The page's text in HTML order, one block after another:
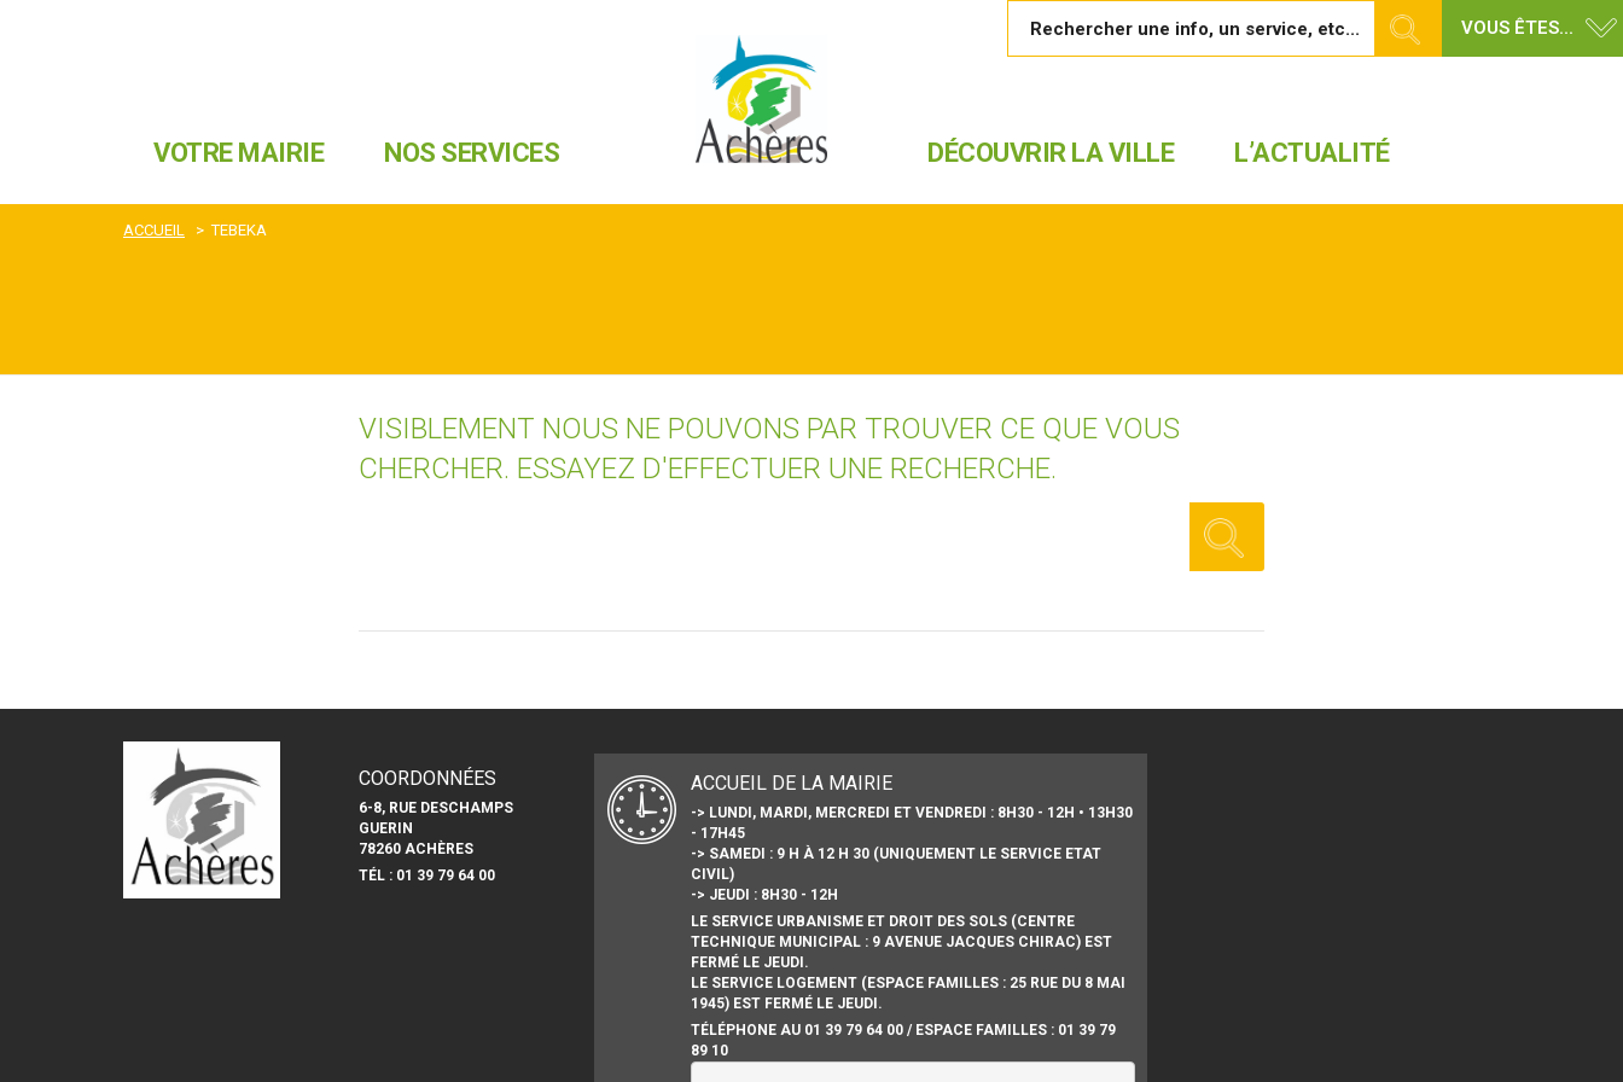
VOUS ÊTES...
VOTRE MAIRIE NOS SERVICES DÉCOUVRIR LA VILLE L’ACTUALITÉ
ACCUEIL > TEBEKA
VISIBLEMENT NOUS NE POUVONS PAR TROUVER CE QUE VOUS
CHERCHER. ESSAYEZ D'EFFECTUER UNE RECHERCHE.
COORDONNÉES
6-8, RUE DESCHAMPS
GUERIN
78260 ACHÈRES
TÉL : 01 39 79 64 00
ACCUEIL DE LA MAIRIE
-> LUNDI, MARDI, MERCREDI ET VENDREDI : 8H30 - 12H • 13H30
- 17H45
-> SAMEDI : 9 H À 12 H 30 (UNIQUEMENT LE SERVICE ETAT
CIVIL)
-> JEUDI : 8H30 - 12H
LE SERVICE URBANISME ET DROIT DES SOLS (CENTRE
TECHNIQUE MUNICIPAL : 9 AVENUE JACQUES CHIRAC) EST
FERMÉ LE JEUDI.
LE SERVICE LOGEMENT (ESPACE FAMILLES : 25 RUE DU 8 MAI
1945) EST FERMÉ LE JEUDI.
TÉLÉPHONE AU 01 39 79 64 00 / ESPACE FAMILLES : 01 39 79
89 10